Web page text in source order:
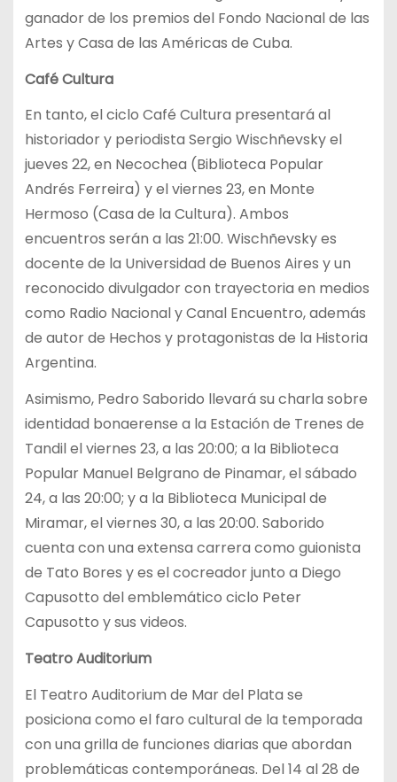
ganador de los premios del Fondo Nacional de las
Artes y Casa de las Américas de Cuba.
Café Cultura
En tanto, el ciclo Café Cultura presentará al
historiador y periodista Sergio Wischñevsky el
jueves 22, en Necochea (Biblioteca Popular
Andrés Ferreira) y el viernes 23, en Monte
Hermoso (Casa de la Cultura). Ambos
encuentros serán a las 21:00. Wischñevsky es
docente de la Universidad de Buenos Aires y un
reconocido divulgador con trayectoria en medios
como Radio Nacional y Canal Encuentro, además
de autor de Hechos y protagonistas de la Historia
Argentina.
Asimismo, Pedro Saborido llevará su charla sobre
identidad bonaerense a la Estación de Trenes de
Tandil el viernes 23, a las 20:00; a la Biblioteca
Popular Manuel Belgrano de Pinamar, el sábado
24, a las 20:00; y a la Biblioteca Municipal de
Miramar, el viernes 30, a las 20:00. Saborido
cuenta con una extensa carrera como guionista
de Tato Bores y es el cocreador junto a Diego
Capusotto del emblemático ciclo Peter
Capusotto y sus videos.
Teatro Auditorium
El Teatro Auditorium de Mar del Plata se
posiciona como el faro cultural de la temporada
con una grilla de funciones diarias que abordan
problemáticas contemporáneas. Del 14 al 28 de